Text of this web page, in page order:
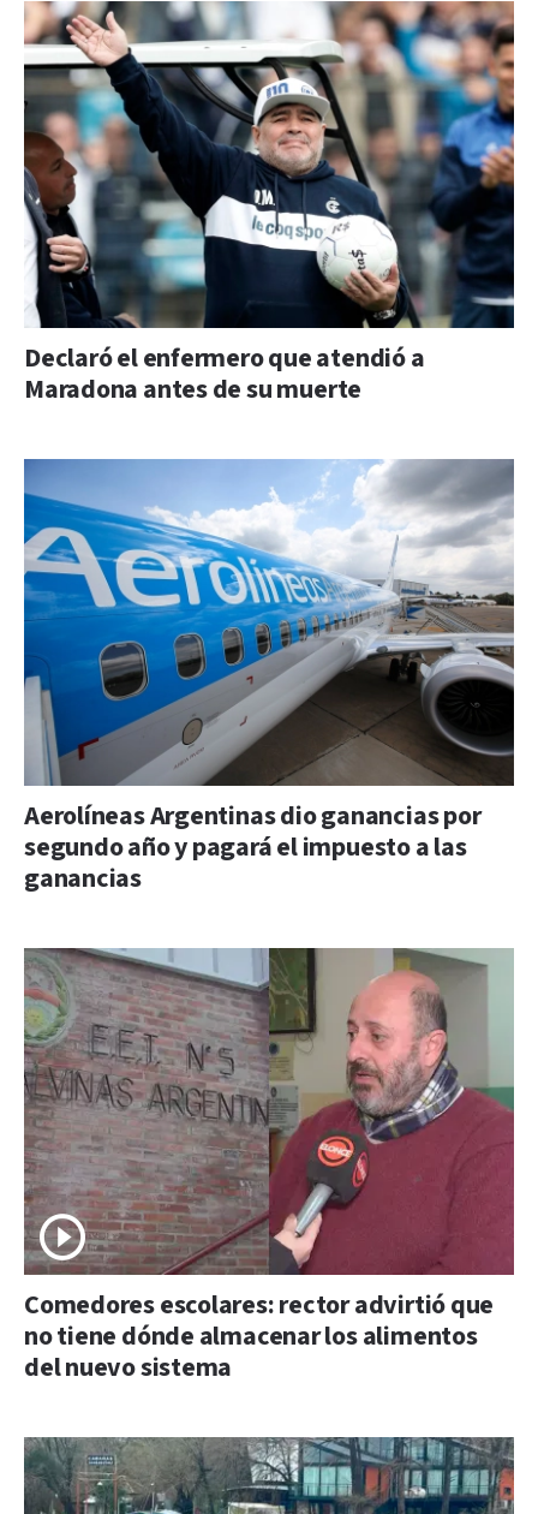
Declaró el enfermero que atendió a
Maradona antes de su muerte
Aerolíneas Argentinas dio ganancias por
segundo año y pagará el impuesto a las
ganancias
Comedores escolares: rector advirtió que
no tiene dónde almacenar los alimentos
del nuevo sistema